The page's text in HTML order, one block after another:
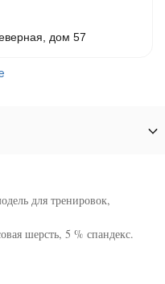
дом 57
для тренировок,
шерсть, 5 % спандекс.